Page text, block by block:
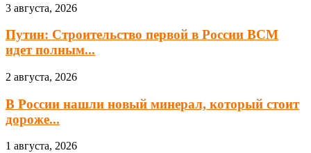
3 августа, 2026
Путин: Строительство первой в России ВСМ
идет полным...
2 августа, 2026
В России нашли новый минерал, который стоит
дороже...
1 августа, 2026